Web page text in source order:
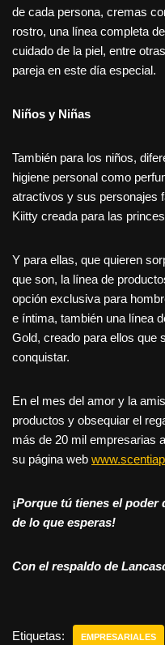
de cada persona, cremas
rostro, una línea completa
cuidado de la piel, entre
pareja en este día especial.
Niños y Niñas
También para los niños,
higiene personal como
atractivos y sus personajes
Kiitty creada para las
Y para ellas, que quieren
que son, la línea de
opción exclusiva para
e íntima, también una línea
Gold, creado para ellos que
conquistar.
En el mes del amor y la
productos y obsequiar el
más de 20 mil empresarias
su página web
¡Porque tú tienes el poder
de lo que esperas!
Con el respaldo de
Etiquetas: EMPRESARIALES